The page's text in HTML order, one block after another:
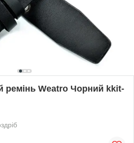
ремінь Weatro Чорний kkit-